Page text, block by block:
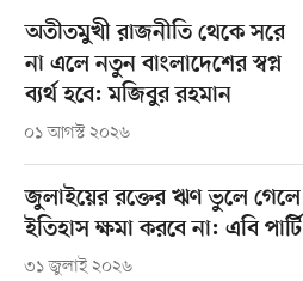
অতীতমুখী রাজনীতি থেকে সরে
না এলে নতুন বাংলাদেশের স্বপ্ন
ব্যর্থ হবে: মজিবুর রহমান
০১ আগস্ট ২০২৬
জুলাইয়ের রক্তের ঋণ ভুলে গেলে
ইতিহাস ক্ষমা করবে না: এবি পার্টি
৩১ জুলাই ২০২৬